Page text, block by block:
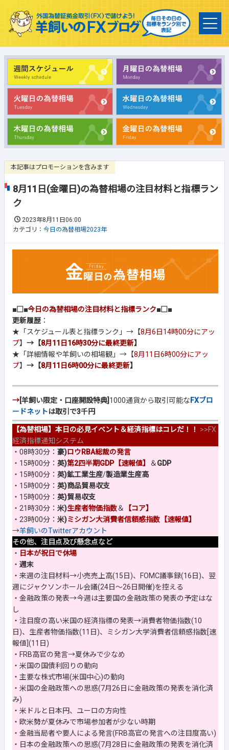
本記事はプロモーションを含みます
8月11日(金曜日)の為替相場の注目材料と指標ラン
ク
2023年8月11日06:00
カテゴリ： 今日の為替相場2023年
■□■今日の為替相場の注目材料と指標ランク■□■
更新履歴 ：
★「スケジュール表と指標ランク」→【8月6日14時00分にアッ
プ】 →【8月11日16時30分に最終更新】
★「詳細情報や羊飼いの相場観」→【8月11日6時00分にアッ
プ】 →【8月11日6時00分に最終更新】
→[羊飼い限定・口座開設特典] 1000通貨から取引可能な FXブロ
ードネットは取引で3千円
【為替相場】本日の必見イベント＆経済指標はコレだ！！ >>FX
経済指標通知システム
・08時30分： 豪)ロウRBA総裁の発言
・15時00分： 英)第2四半期GDP【速報値】 ＆GDP
・15時00分： 英)鉱工業生産/製造業生産高
・15時00分： 英)商品貿易収支
・15時00分： 英)貿易収支
・21時30分： 米)生産者物価指数＆
【コア】
・23時00分： 米)ミシガン大消費者信頼感指数【速報値】
→羊飼いのTwitterアカウント
その他、注目点及び懸念点など
・ 日本が祝日で休場
・ 週末
・来週の注目材料→小売売上高(15日)、FOMC議事録(16日)、翌
週にジャクソンホール会議(24日～26日開催)を控える
・金融政策の発表→今週は主要国の金融政策の発表の予定はな
し
・注目度の高い米国の経済指標の発表→消費者物価指数(10
日)、生産者物価指数(11日)、ミシガン大学消費者信頼感指数[速
報値](11日)
・FRB高官の発言→夏休みで少なめ
・米国の国債利回りの動向
・主要な株式市場(米国中心)の動向
・米国の金融政策への思惑(7月26日に金融政策の発表を消化済
み)
・米ドルと日本円、ユーロの方向性
・欧米勢が夏休みで市場参加者が少ない時期
・金融当局者や要人による発言(FRB高官の発言への注目度高い)
・日本の金融政策への思惑(7月28日に金融政策の発表を消化済